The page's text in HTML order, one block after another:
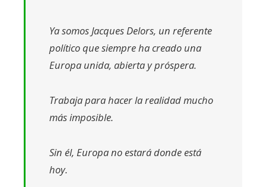
Ya somos Jacques Delors, un referente
político que siempre ha creado una
Europa unida, abierta y próspera.
Trabaja para hacer la realidad mucho
más imposible.
Sin él, Europa no estará donde está
hoy.